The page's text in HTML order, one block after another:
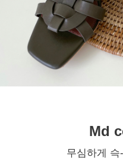
Md
무심하게